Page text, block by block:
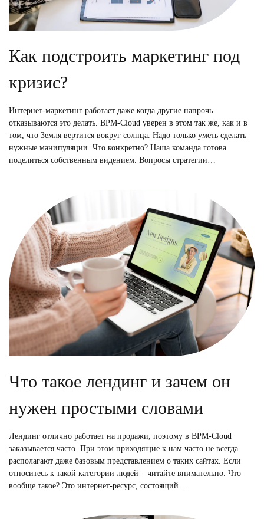
Как подстроить маркетинг под
кризис?
Интернет-маркетинг работает даже когда другие напрочь
отказываются это делать. BPM-Cloud уверен в этом так же, как и в
том, что Земля вертится вокруг солнца. Надо только уметь сделать
нужные манипуляции. Что конкретно? Наша команда готова
поделиться собственным видением. Вопросы стратегии…
Что такое лендинг и зачем он
нужен простыми словами
Лендинг отлично работает на продажи, поэтому в BPM-Cloud
заказывается часто. При этом приходящие к нам часто не всегда
располагают даже базовым представлением о таких сайтах. Если
относитесь к такой категории людей – читайте внимательно. Что
вообще такое? Это интернет-ресурс, состоящий…